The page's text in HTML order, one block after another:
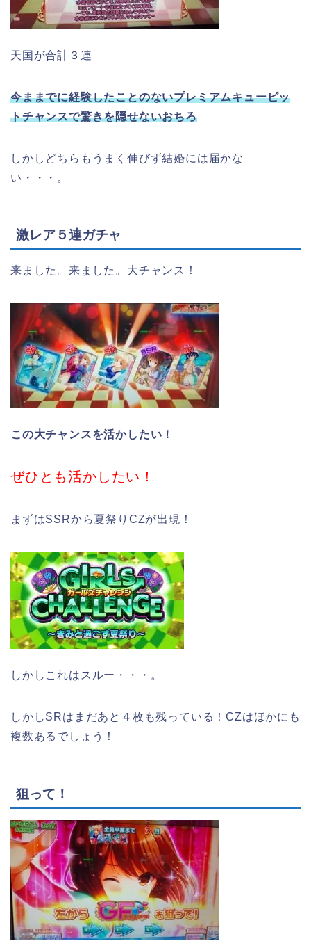
天国が合計３連
今ままでに経験したことのないプレミアムキューピッ
トチャンスで驚きを隠せないおちろ
しかしどちらもうまく伸びず結婚には届かな
い・・・。
激レア５連ガチャ
来ました。来ました。大チャンス！
この大チャンスを活かしたい！
ぜひとも活かしたい！
まずはSSRから夏祭りCZが出現！
しかしこれはスルー・・・。
しかしSRはまだあと４枚も残っている！CZはほかにも
複数あるでしょう！
狙って！